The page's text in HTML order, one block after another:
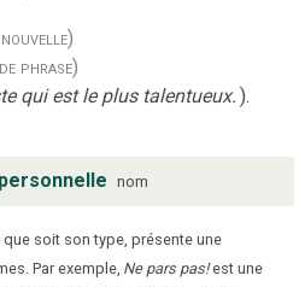
phrase)
qui est le plus talentueux. ).
nom
soit son type, présente une
Par exemple, Ne pars pas!est une